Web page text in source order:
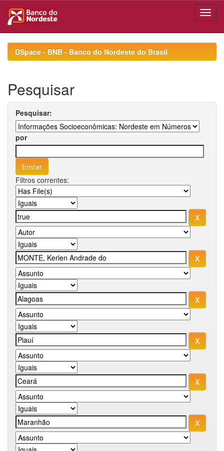
navigationDSpace - BNB - Banco do Nordeste do Brasil
Pesquisar
Pesquisar:
por
Filtros correntes: